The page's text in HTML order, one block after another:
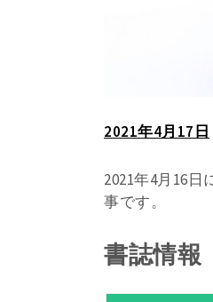
2021年4月17日
2021年4月16
事です。
書誌情報